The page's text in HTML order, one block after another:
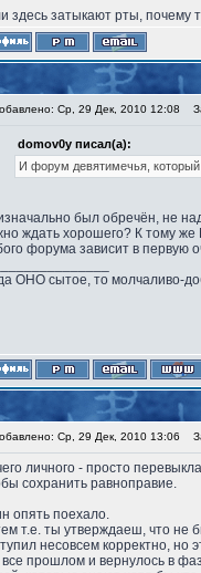
здесь затыкают рты, почему
Ср, 29 Дек, 2010 12:08
domov0y писал(а):
И форум девятимечья,
был обречён, не
ждать хорошего? К тому же
форума зависит в первую
ОНО сытое, то молчаливо-
Ср, 29 Дек, 2010 13:06
личного - просто
сохранить равноправие.
опять поехало.
т.е. ты утверждаеш, что не
несовсем корректно, но
все прошлом и вернулось в